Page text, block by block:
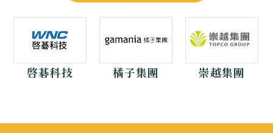
啓碁科技 橘子集團 崇越集團